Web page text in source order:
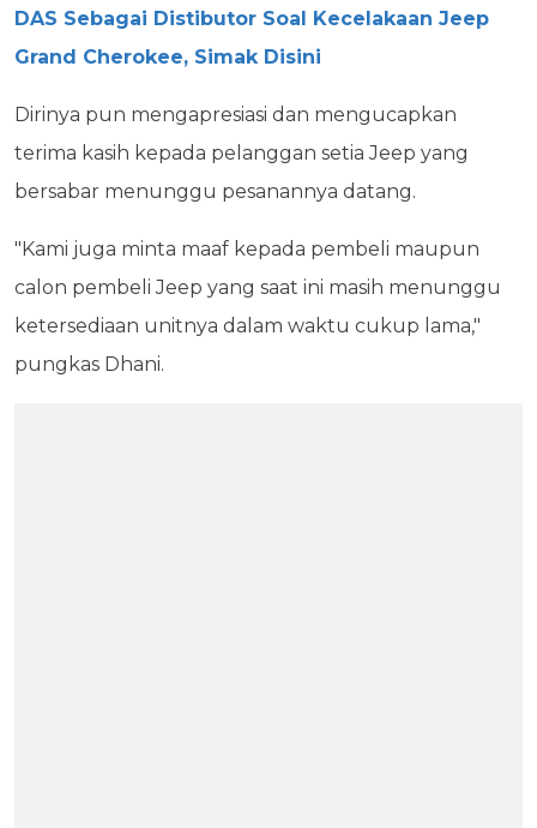
DAS Sebagai Distibutor Soal Kecelakaan Jeep
Grand Cherokee, Simak Disini
Dirinya pun mengapresiasi dan mengucapkan
terima kasih kepada pelanggan setia Jeep yang
bersabar menunggu pesanannya datang.
"Kami juga minta maaf kepada pembeli maupun
calon pembeli Jeep yang saat ini masih menunggu
ketersediaan unitnya dalam waktu cukup lama,"
pungkas Dhani.